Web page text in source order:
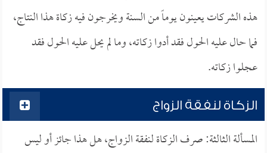
هذه الشركات يعينون يوماً من السنة ويخرجون فيه زكاة هذا النتاج،
فما حال عليه الحول فقد أدوا زكاته، وما لم يحل عليه الحول فقد
عجلوا زكاته.
الزكاة لنفقة الزواج
المسألة الثالثة: صرف الزكاة لنفقة الزواج، هل هذا جائز أو ليس